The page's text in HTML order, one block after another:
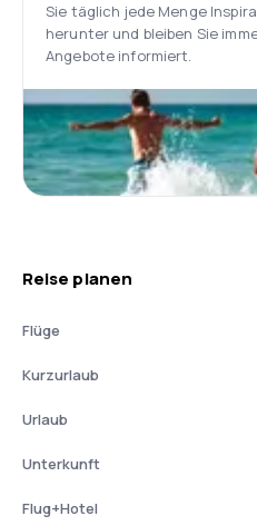
Sie täglich jede Menge
herunter und bleiben Sie
Angebote informiert.
Reise planen
Flüge
Kurzurlaub
Urlaub
Unterkunft
Flug+Hotel